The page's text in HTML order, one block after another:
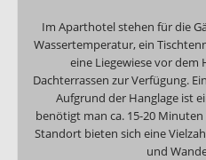
Im Aparthotel stehen für die
Wassertemperatur, ein
eine Liegewiese vor
Dachterrassen zur Verfügung.
Aufgrund der Hanglage ist
benötigt man ca. 15-20
Standort bieten sich eine
und